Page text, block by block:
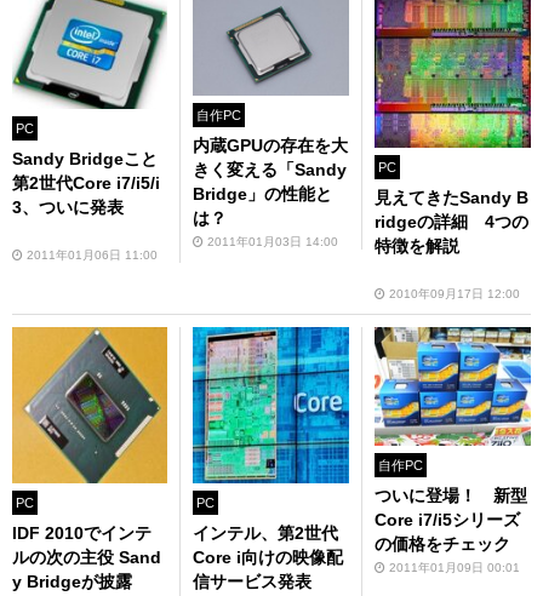
PC
Sandy Bridgeこと
第2世代Core i7/i5/i
3、ついに発表
2011年01月06日 11:00
自作PC
内蔵GPUの存在を大
きく変える「Sandy
Bridge」の性能と
は？
2011年01月03日 14:00
PC
見えてきたSandy B
ridgeの詳細 4つの
特徴を解説
2010年09月17日 12:00
PC
IDF 2010でインテ
ルの次の主役 Sand
y Bridgeが披露
PC
インテル、第2世代
Core i向けの映像配
信サービス発表
自作PC
ついに登場！ 新型
Core i7/i5シリーズ
の価格をチェック
2011年01月09日 00:01